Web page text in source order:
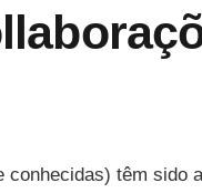
têm sido